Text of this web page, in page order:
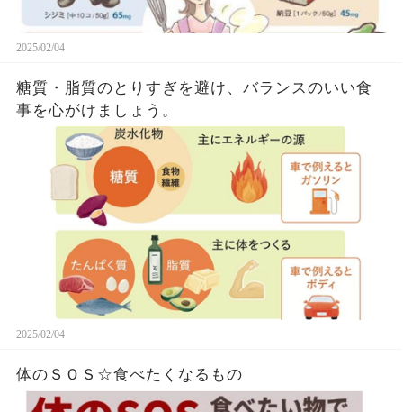
2025/02/04
糖質・脂質のとりすぎを避け、バランスのいい食
事を心がけましょう。
2025/02/04
体のＳＯＳ☆食べたくなるもの